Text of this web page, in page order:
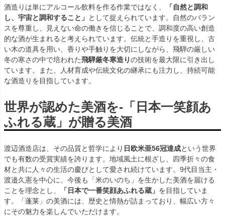
酒造りは単にアルコール飲料を作る作業ではなく、
「自然と調和
し、宇宙と調和すること」 として捉えられています。自然のバラン
スを尊重し、見えない命の働きを信じることで、調和度の高い創造
的な酒が生まれると考えられています。伝統と手造りを重視し、古
い木の道具を用い、香りや手触りを大切にしながら、飛騨の厳しい
冬の寒さの中で培われた飛騨厳冬寒造りの技術を最大限に引き出し
ています。また、人材育成や伝統文化の継承にも注力し、持続可能
な酒造りを目指しています。
世界が認めた美酒を-「日本一笑顔あ
ふれる蔵」が贈る美酒
渡辺酒造店は、その品質と哲学により 日欧米亜56冠達成という世界
でも有数の受賞実績を誇ります。地域風土に根ざし、四季折々の食
材と共に人々の生活の慶びとして愛され続けています。9代目当主・
渡邉久憲を中心に、今後も「米のいのち」を生かした美酒を届ける
ことを理念とし、
「日本で一番笑顔あふれる蔵」 を目指していま
す。「蓬莱」の美酒には、歴史と情熱が詰まっており、幅広い方々
にその魅力を楽しんでいただけます。